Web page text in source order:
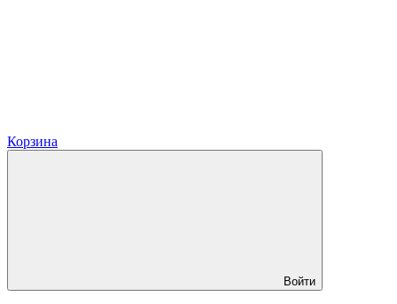
Корзина
Войти